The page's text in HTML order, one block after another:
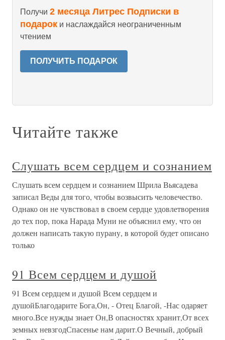
Получи 2 месяца Литрес Подписки в
подарок и наслаждайся неограниченным
чтением
ПОЛУЧИТЬ ПОДАРОК
Читайте также
Слушать всем сердцем и сознанием
Слушать всем сердцем и сознанием Шрила Вьясадева
записал Веды для того, чтобы возвысить человечество.
Однако он не чувствовал в своем сердце удовлетворения
до тех пор, пока Нарада Муни не объяснил ему, что он
должен написать такую пурану, в которой будет описано
только
91 Всем сердцем и душой
91 Всем сердцем и душой Всем сердцем и
душойБлагодарите Бога,Он, - Отец Благой, -Нас одаряет
много.Все нужды знает Он,В опасностях хранит,От всех
земных невзгодСпасенье нам дарит.О Вечный, добрый